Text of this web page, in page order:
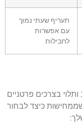
תעריף שעתי נמוך
עם אפשרות
לחבילות
בצרכים פרטניים
כיצד לבחור